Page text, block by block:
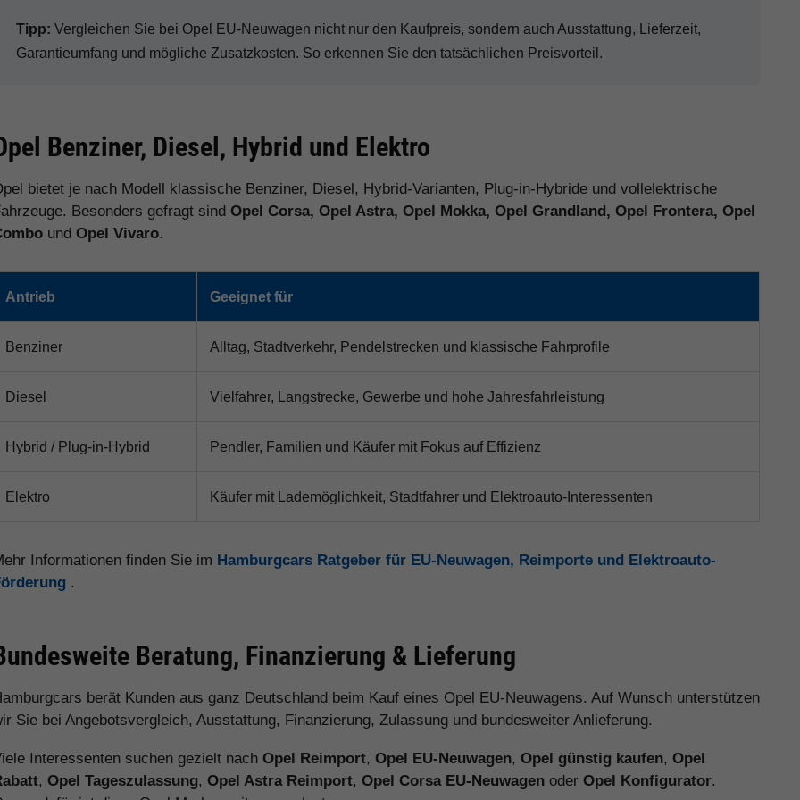
Tipp: Vergleichen Sie bei Opel EU-Neuwagen nicht nur den Kaufpreis, sondern auch Ausstattung, Lieferzeit,
Garantieumfang und mögliche Zusatzkosten. So erkennen Sie den tatsächlichen Preisvorteil.
Benziner, Diesel, Hybrid und Elektro
bietet je nach Modell klassische Benziner, Diesel, Hybrid-Varianten, Plug-in-Hybride und vollelektrische
Besonders gefragt sindOpel Corsa, Opel Astra, Opel Mokka, Opel Grandland, Opel Frontera, Opel
undOpel Vivaro.
Antrieb Geeignet für
Benziner Alltag, Stadtverkehr, Pendelstrecken und klassische Fahrprofile
Diesel Vielfahrer, Langstrecke, Gewerbe und hohe Jahresfahrleistung
Hybrid / Plug-in-Hybrid Pendler, Familien und Käufer mit Fokus auf Effizienz
Elektro Käufer mit Lademöglichkeit, Stadtfahrer und Elektroauto-Interessenten
Informationen finden Sie im Hamburgcars Ratgeber für EU-Neuwagen, Reimporte und Elektroauto-
.
Beratung, Finanzierung & Lieferung
berät Kunden aus ganz Deutschland beim Kauf eines Opel EU-Neuwagens. Auf Wunsch unterstützen
Sie bei Angebotsvergleich, Ausstattung, Finanzierung, Zulassung und bundesweiter Anlieferung.
Interessenten suchen gezielt nachOpel Reimport,Opel EU-Neuwagen,Opel günstig kaufen,Opel
,Opel Tageszulassung,Opel Astra Reimport,Opel Corsa EU-Neuwagen oderOpel Konfigurator.